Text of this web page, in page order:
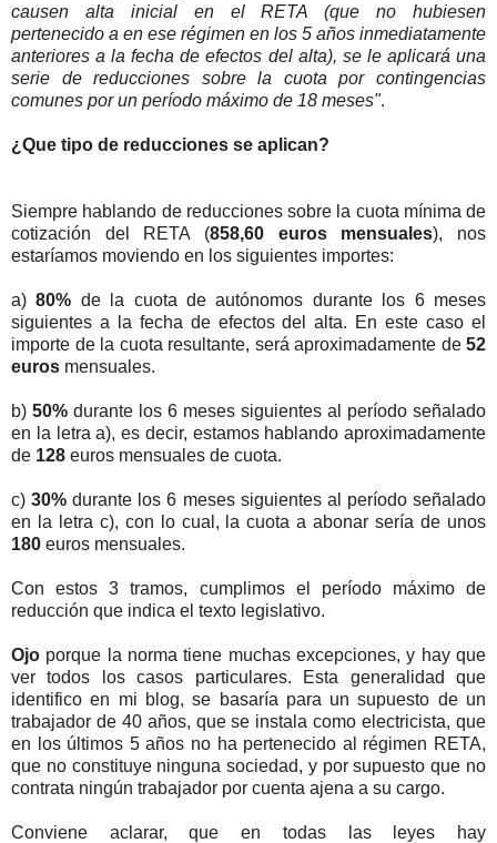
causen alta inicial en el RETA (que no hubiesen
pertenecido a en ese régimen en los 5 años inmediatamente
anteriores a la fecha de efectos del alta), se le aplicará una
serie de reducciones sobre la cuota por contingencias
comunes por un período máximo de 18 meses".
¿Que tipo de reducciones se aplican?
Siempre hablando de reducciones sobre la cuota mínima de
cotización del RETA (858,60 euros mensuales), nos
estaríamos moviendo en los siguientes importes:
a)80% de la cuota de autónomos durante los 6 meses
siguientes a la fecha de efectos del alta. En este caso el
importe de la cuota resultante, será aproximadamente de 52
euros mensuales.
b) 50% durante los 6 meses siguientes al período señalado
en la letra a), es decir, estamos hablando aproximadamente
de 128 euros mensuales de cuota.
c)30% durante los 6 meses siguientes al período señalado
en la letra c), con lo cual, la cuota a abonar sería de unos
180 euros mensuales.
Con estos 3 tramos, cumplimos el período máximo de
reducción que indica el texto legislativo.
Ojo porque la norma tiene muchas excepciones, y hay que
ver todos los casos particulares. Esta generalidad que
identifico en mi blog, se basaría para un supuesto de un
trabajador de 40 años, que se instala como electricista, que
en los últimos 5 años no ha pertenecido al régimen RETA,
que no constituye ninguna sociedad, y por supuesto que no
contrata ningún trabajador por cuenta ajena a su cargo.
Conviene aclarar, que en todas las leyes hay